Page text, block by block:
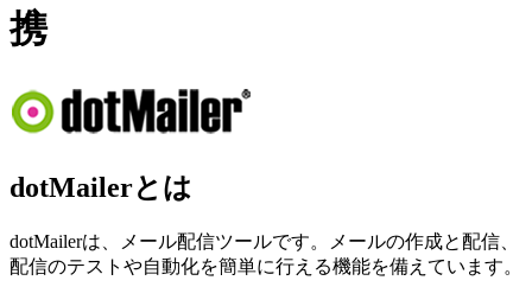
携
dotMailerとは
dotMailerは、メール配信ツールです。メールの作成と配信、
配信のテストや自動化を簡単に行える機能を備えています。